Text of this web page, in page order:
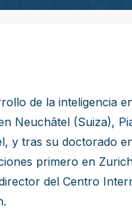
de la inteligencia
Neuchâtel (Suiza),
y tras su doctorado
primero en
del Centro